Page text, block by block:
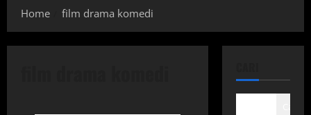
Home film drama komedi